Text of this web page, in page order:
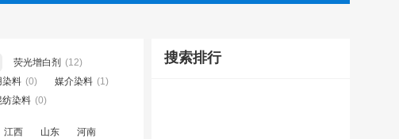
荧光增白剂 (12)
染料 (0) 媒介染料 (1)
纺染料 (0)
江西 山东
河南
搜索排行